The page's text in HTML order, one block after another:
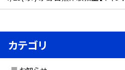
カテゴリ